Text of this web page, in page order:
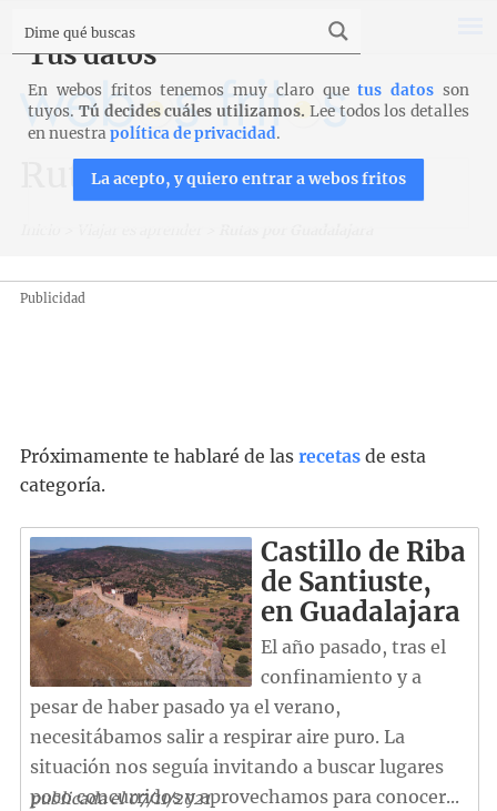
Rutas por Guadalajara
Publicidad
Próximamente te hablaré de las recetasde esta
categoría.
Castillo de Riba
de Santiuste,
en Guadalajara
El año pasado, tras el
confinamiento y a
pesar de haber pasado ya el verano,
necesitábamos salir a respirar aire puro. La
situación nos seguía invitando a buscar lugares
poco concurridos y aprovechamos para conocer...
publicada el 07/11/2021
Tus datos
En webos fritos tenemos muy claro quetus datos son
tuyos. Tú decides cuáles utilizamos. Lee todos los detalles
en nuestrapolítica de privacidad.
La acepto, y quiero entrar a webos fritos